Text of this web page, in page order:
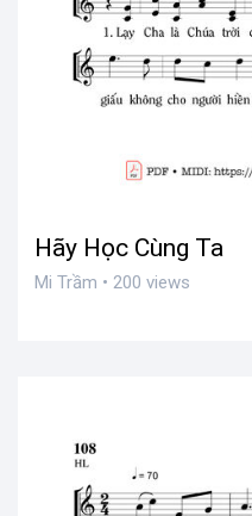
Hãy Học Cùng Ta
Mi Trầm • 200 views